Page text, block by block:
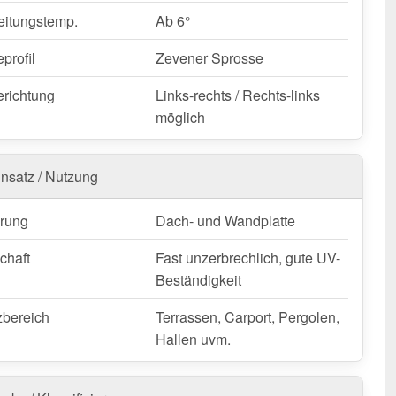
Stegplatte | 16 mm | Profil Zevener Sprosse |
bestellen – Schnell geliefert & mit 10 Jahre Garantie!
wetterfest, individuell auf Maß – bestellen Sie jetzt und
Sie von schneller Lieferung!
vom Widerruf ausgeschlossen
Ab 6°
Zevener Sprosse
Links-rechts / Rechts-links
möglich
/ Nutzung
Dach- und Wandplatte
Fast unzerbrechlich, gute UV-
Beständigkeit
Terrassen, Carport, Pergolen,
Hallen uvm.